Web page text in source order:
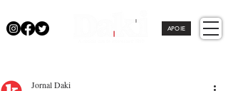
APOIE
Jornal Daki